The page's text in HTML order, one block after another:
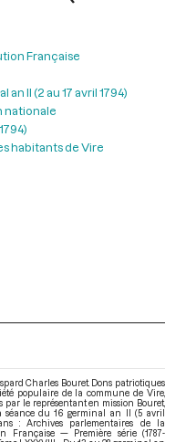
Française
an II (2 au 17 avril 1794)
nationale
habitants de Vire
Charles Bouret. Dons patriotiques
populaire de la commune de Vire,
par le représentant en mission Bouret,
séance du 16 germinal an II (5 avril
: Archives parlementaires de la
Française — Première série (1787-